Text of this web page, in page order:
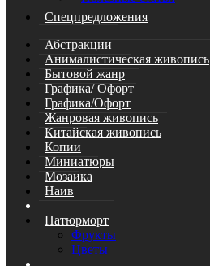
Спецпредложения
Абстракции
Анималистическая живопись
Бытовой жанр
Графика/ Офорт
Графика/Офорт
Жанровая живопись
Китайская живопись
Копии
Миниатюры
Мозаика
Наив
Натюрморт
Фрукты
Цветы